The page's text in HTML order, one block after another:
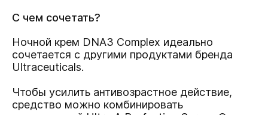
С чем сочетать?
Ночной крем DNA3 Complex идеально
сочетается с другими продуктами бренда
Ultraceuticals.
Чтобы усилить антивозрастное действие,
средство можно комбинировать